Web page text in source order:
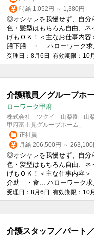
時給 1,052円 ～ 1,380円
◎オシャレを我慢せず、自
色・髪型はもちろん自由、
げもＯＫ！＜主なお仕事内
膳下膳 ・... ハローワーク求
受理日：8月6日 有効期限：10
介護職員／グループホ
ローワーク甲府
株式会社 ツクイ 山梨圏 - 山梨
甲府富士見グループホーム」
正社員
月給 206,500円 ～ 263,100
◎オシャレを我慢せず、自
色・髪型はもちろん自由、
げもＯＫ！＜主な仕事内容
介助 ・食... ハローワーク求
受理日：8月6日 有効期限：10
介護スタッフ／パート